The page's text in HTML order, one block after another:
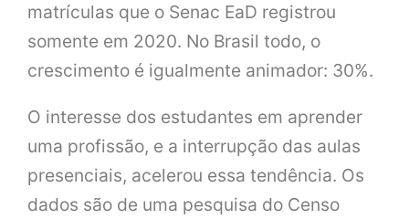
matrículas que o Senac EaD registrou
somente em 2020. No Brasil todo, o
crescimento é igualmente animador: 30%.
O interesse dos estudantes em aprender
uma profissão, e a interrupção das aulas
presenciais, acelerou essa tendência. Os
dados são de uma pesquisa do Censo